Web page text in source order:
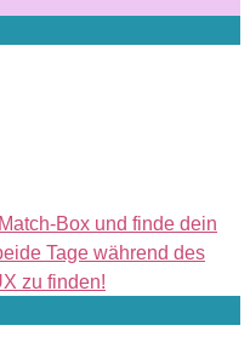
Box und finde dein
Tage während des
zu finden!